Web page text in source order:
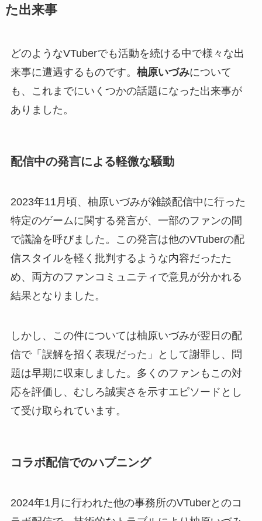
た出来事
どのようなVTuberでも活動を続ける中で様々な出
来事に遭遇するものです。 柚原いづみについて
も、これまでにいくつかの話題になった出来事が
ありました。
配信中の発言による軽微な騒動
2023年11月頃、柚原いづみが雑談配信中に行った
特定のゲームに関する発言が、一部のファンの間
で議論を呼びました。この発言は他のVTuberの配
信スタイルを軽く批判するような内容だったた
め、両方のファンコミュニティで意見が分かれる
結果となりました。
しかし、この件については柚原いづみが翌日の配
信で「誤解を招く表現だった」として謝罪し、問
題は早期に収束しました。多くのファンもこの対
応を評価し、むしろ誠実さを示すエピソードとし
て受け取られています。
コラボ配信でのハプニング
2024年1月に行われた他の事務所のVTuberとのコ